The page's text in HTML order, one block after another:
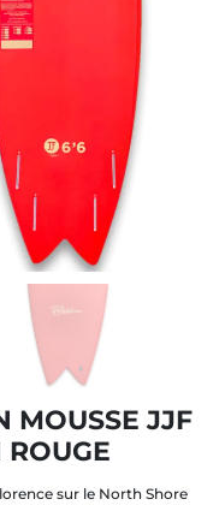
MOUSSE JJF
ROUGE
sur le North Shore